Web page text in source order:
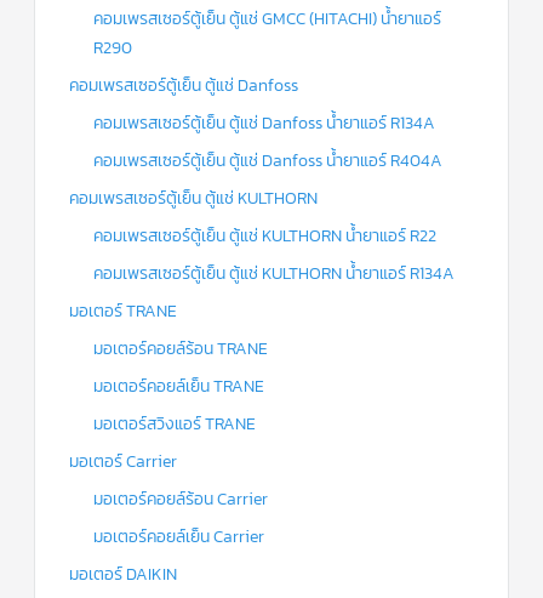
คอมเพรสเซอร์ตู้เย็น ตู้แช่ GMCC (HITACHI) น้ำยาแอร์
R290
คอมเพรสเซอร์ตู้เย็น ตู้แช่ Danfoss
คอมเพรสเซอร์ตู้เย็น ตู้แช่ Danfoss น้ำยาแอร์ R134A
คอมเพรสเซอร์ตู้เย็น ตู้แช่ Danfoss น้ำยาแอร์ R404A
คอมเพรสเซอร์ตู้เย็น ตู้แช่ KULTHORN
คอมเพรสเซอร์ตู้เย็น ตู้แช่ KULTHORN น้ำยาแอร์ R22
คอมเพรสเซอร์ตู้เย็น ตู้แช่ KULTHORN น้ำยาแอร์ R134A
มอเตอร์ TRANE
มอเตอร์คอยล์ร้อน TRANE
มอเตอร์คอยล์เย็น TRANE
มอเตอร์สวิงแอร์ TRANE
มอเตอร์ Carrier
มอเตอร์คอยล์ร้อน Carrier
มอเตอร์คอยล์เย็น Carrier
มอเตอร์ DAIKIN